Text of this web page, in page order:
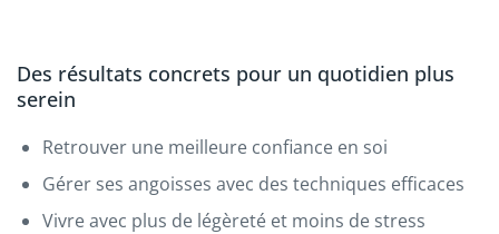
Des résultats concrets pour un quotidien plus
serein
Retrouver une meilleure confiance en soi
Gérer ses angoisses avec des techniques efficaces
Vivre avec plus de légèreté et moins de stress